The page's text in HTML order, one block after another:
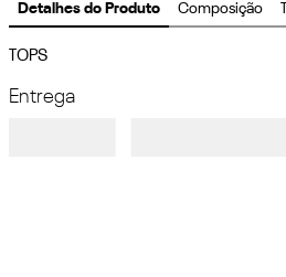
Detalhes do Produto Composição
TOPS
Entrega